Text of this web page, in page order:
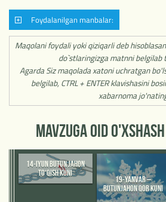
Foydalanilgan manbalar:
Maqolani foydali yoki qiziqarli deb
do`stlaringizga matnni belgilab
Agarda Siz maqolada xatoni uchratgan
belgilab, CTRL + ENTER klavishasini
xabarnoma
MAVZUGA OID
14-IYUN BUTUN JAHON
TO‘QISH KUNI
19-YANVAR –
BUTUNJAHON QOR KUNI